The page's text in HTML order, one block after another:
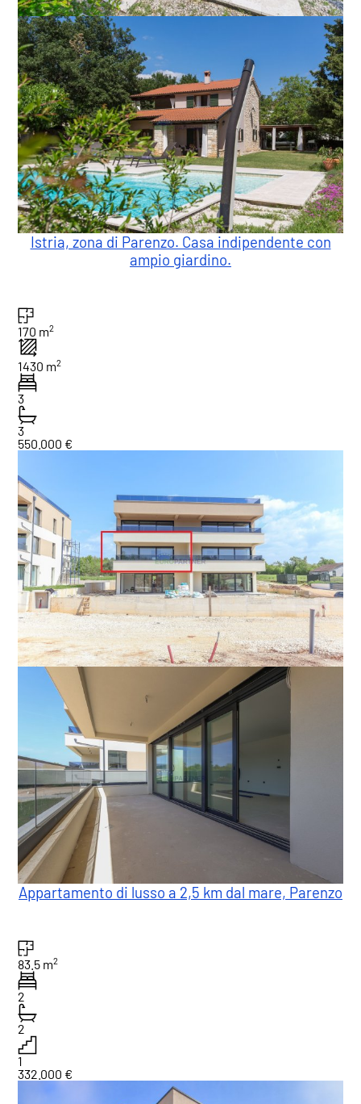
Istria, zona di Parenzo. Casa indipendente con
ampio giardino.
170 m2
1430 m2
3
3
550.000 €
Appartamento di lusso a 2,5 km dal mare, Parenzo
83.5 m2
2
2
1
332.000 €